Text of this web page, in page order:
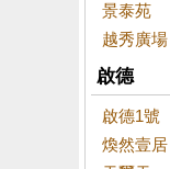
景泰苑
越秀廣場
啟德
啟德1號
煥然壹居